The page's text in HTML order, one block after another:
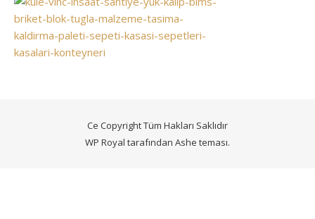
Ce Copyright Tüm Hakları Saklıdır
WP Royal tarafından Ashe teması.